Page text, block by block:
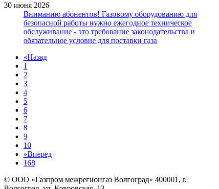
30 июня 2026
Вниманию абонентов! Газовому оборудованию для
безопасной работы нужно ежегодное техническое
обслуживание - это требование законодательства и
обязательное условие для поставки газа
«Назад
1
2
3
4
5
6
7
8
9
10
»Вперед
168
© ООО «Газпром межрегионгаз Волгоград» 400001, г.